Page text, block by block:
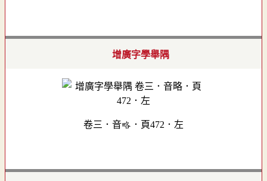
增廣字學舉隅
卷三．音略．頁472．左